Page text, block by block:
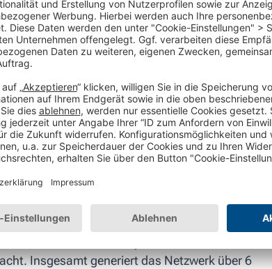
ausschließlich für Klicks, die direkt in deinen
mit voller Kostenkontrolle.
Mit Ratgebern, Testberichten und
finden Kund*innen das passende
zurück.
Strategie
ein Netzwerk, das deine Produkte weit
Insgesamt generiert das Netzwerk über 6